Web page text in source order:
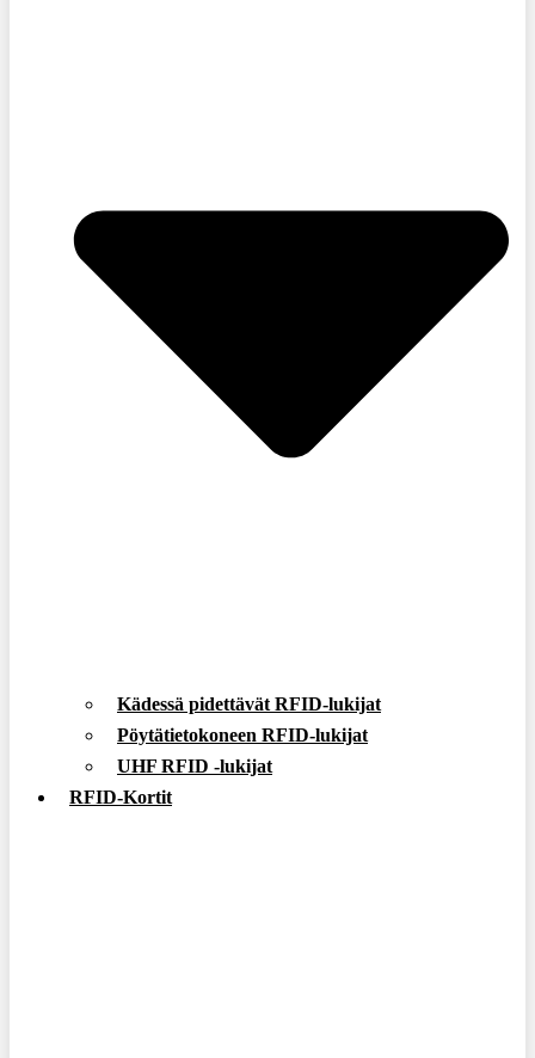
Kädessä pidettävät RFID-lukijat
Pöytätietokoneen RFID-lukijat
UHF RFID -lukijat
RFID-Kortit